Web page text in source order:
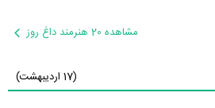
مشاهده 20 هنرمند داغ روز
(17 اردیبهشت)